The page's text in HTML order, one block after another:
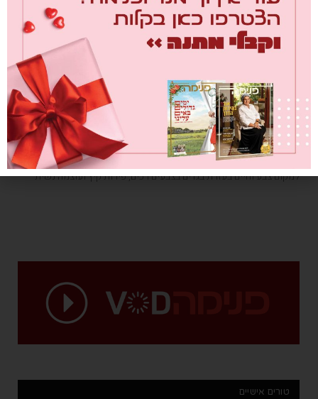
Tea Time – הפקת אופנה בצל הטרור
מאת הילה בוסקילה 01/08/2018
בלב היער השרוף מעפיפוני התבערה, החליטו נשות המושב שוקדה
שבעוטף עזה לחזור אל היער שלהן ולקיים שם מסיבת תה אופנתית. יחד
עם הסטייליסטית הילה בוסקילה, תושבת שוקדה בעצמה, הן החזירו
למקום צבע וחיים בעזרת בגדים בצבעים רכים, פירות קיץ ועוצמה נשית
טורים אישיים